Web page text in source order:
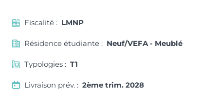
Fiscalité : LMNP
Résidence étudiante : Neuf/VEFA - Meublé
Typologies : T1
Livraison prév. : 2ème trim. 2028